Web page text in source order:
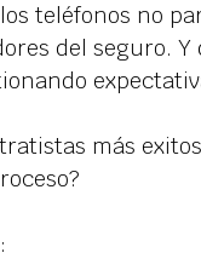
teléfonos no
del seguro.
más